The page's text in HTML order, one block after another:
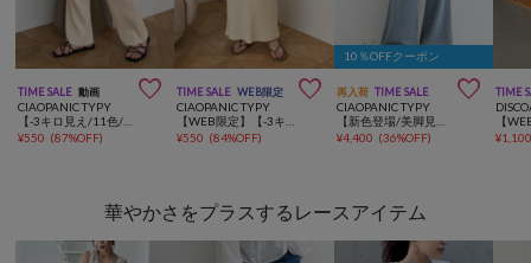
TIME SALE 動画 
CIAOPANIC TYPY
¥550 (87%OFF)
TIME SALE WEB限定 
CIAOPANIC TYPY
¥550 (84%OFF)
10％OFFクーポン
再入荷 TIME SALE 
CIAOPANIC TYPY
¥4,400 (36%OFF)
TIME
¥
華やかさをプラスするレースアイテム